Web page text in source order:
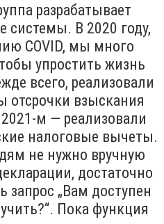
разрабатывает
системы. В 2020 году,
COVID, мы много
упростить жизнь
всего, реализовали
отсрочки взыскания
м — реализовали
налоговые вычеты.
не нужно вручную
достаточно
запрос „Вам доступен
Пока функция